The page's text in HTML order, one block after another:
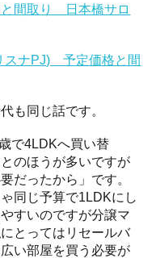
間取り 日本橋サロ
スナPJ) 予定価格と間
も同じ話です。
で4LDKへ買い替
のほうが多いですが
だったから」です。
同じ予算で1LDKにし
すいのですが分譲マ
とってはリセールバ
い部屋を買う必要が